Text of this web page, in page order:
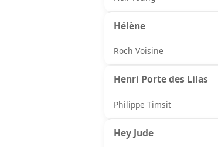
Hélène
Roch Voisine
Henri Porte des Lilas
Philippe Timsit
Hey Jude